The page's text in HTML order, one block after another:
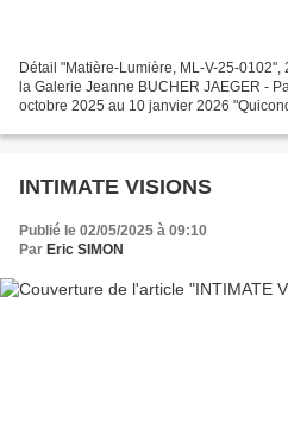
Détail "Matière-Lumière, ML-V-25-
la Galerie Jeanne BUCHER JAEGER -
octobre 2025 au 10 janvier 2026
INTIMATE VISIONS
Publié le 02/05/2025 à 09:10
Par Eric SIMON